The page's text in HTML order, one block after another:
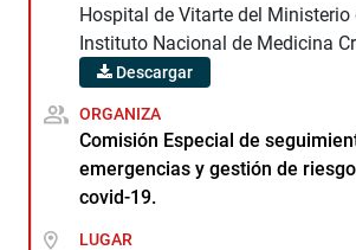
Hospital de Vitarte del Ministerio
Instituto Nacional de Medicina
Descargar
ORGANIZA
Comisión Especial de
emergencias y gestión de
covid-19.
LUGAR